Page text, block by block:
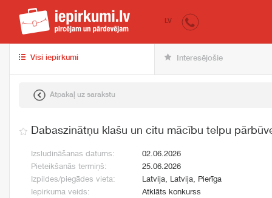
iepirkumi.lv
LV
Visi iepirkumi Interesējošie
Atpakaļ uz sarakstu
Dabaszinātņu klašu un citu mācību telpu
Izsludināšanas datums:
02.06.2026
Pieteikšanās termiņš:
25.06.2026
Izpildes/piegādes vieta:
Latvija, Latvija, Pierīga
Iepirkuma veids:
Atklāts konkurss